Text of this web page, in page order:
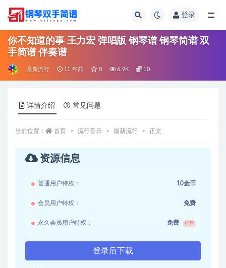
登录
你不知道的事 王力宏 弹唱版 钢琴谱 钢琴简谱 双
手简谱 伴奏谱
最新流行 11 年前 0 6.9K 10
详情介绍 常见问题
当前位置： 首页 流行音乐 最新流行 正文
资源信息
普通用户特权： 10金币
会员用户特权： 免费
永久会员用户特权： 免费 推荐
登录后下载